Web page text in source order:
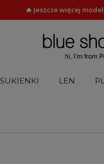
🔥 Jeszcze więcej
SUKIENKI LEN